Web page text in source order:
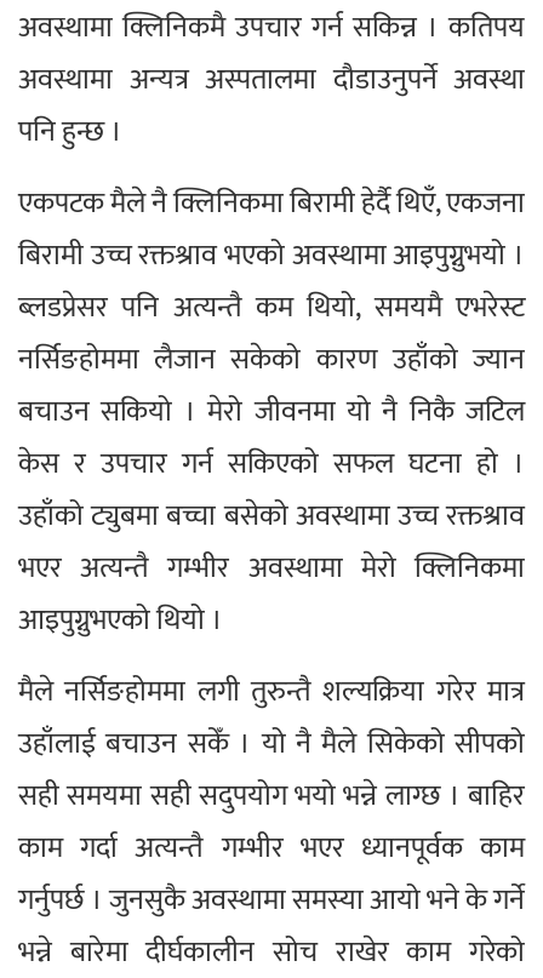
अवस्थामा क्लिनिकमै उपचार गर्न सकिन्न । कतिपय
अवस्थामा अन्यत्र अस्पतालमा दौडाउनुपर्ने अवस्था
पनि हुन्छ ।
एकपटक मैले नै क्लिनिकमा बिरामी हेर्दै थिएँ, एकजना
बिरामी उच्च रक्तश्राव भएको अवस्थामा आइपुग्नुभयो ।
ब्लडप्रेसर पनि अत्यन्तै कम थियो, समयमै एभरेस्ट
नर्सिङहोममा लैजान सकेको कारण उहाँको ज्यान
बचाउन सकियो । मेरो जीवनमा यो नै निकै जटिल
केस र उपचार गर्न सकिएको सफल घटना हो ।
उहाँको ट्युबमा बच्चा बसेको अवस्थामा उच्च रक्तश्राव
भएर अत्यन्तै गम्भीर अवस्थामा मेरो क्लिनिकमा
आइपुग्नुभएको थियो ।
मैले नर्सिङहोममा लगी तुरुन्तै शल्यक्रिया गरेर मात्र
उहाँलाई बचाउन सकेँ । यो नै मैले सिकेको सीपको
सही समयमा सही सदुपयोग भयो भन्ने लाग्छ । बाहिर
काम गर्दा अत्यन्तै गम्भीर भएर ध्यानपूर्वक काम
गर्नुपर्छ । जुनसुकै अवस्थामा समस्या आयो भने के गर्ने
भन्ने बारेमा दीर्घकालीन सोच राखेर काम गरेको